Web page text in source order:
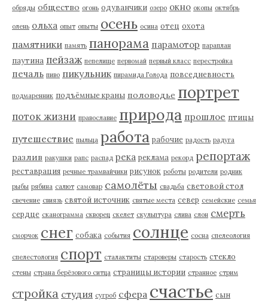
обряды общество огонь одуванчики озеро окно окопы октябрь
олень ольха опыт опыты осень осина отец охота
памятники память панорама парамотор параплан
паутина пейзаж пепелище первомай первый класс перестройка
печаль пиво пикульник пирамида Голода повседневность
подмаренник подъёмные краны половодье портрет
поток жизни православие природа прошлое птицы
путешествие пыльца работа рабочие радость радуга
разлив ракушки рапс распад река реклама рекорд репортаж
реставрация речные трамвайчики рисунок роботы родители родник
рыбы рябина салют самовар самолёты свадьба световой стол
свечение свиязь святой источник святые места север семейские семья
сердце сканограмма скворец скелет скульптура слива слон смерть
сморчок снег собака события солнце сосна спелеология
спелестология спорт сталактиты староверы старость стекло
стены страна берёзового ситца страницы истории странное стрим
стройка студия сугроб сфера счастье сын